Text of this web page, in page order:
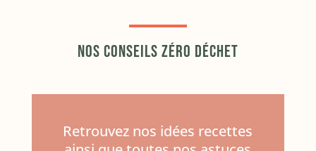
Nos conseils zéro déchet
Retrouvez nos idées recettes